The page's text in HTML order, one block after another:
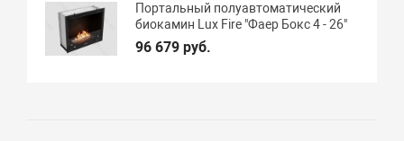
Портальный полуавтоматический
биокамин Lux Fire "Фаер Бокс 4 - 26"
96 679 руб.